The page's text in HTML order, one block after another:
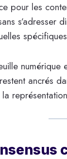
pour les
s’adresser
numérique
ancrés